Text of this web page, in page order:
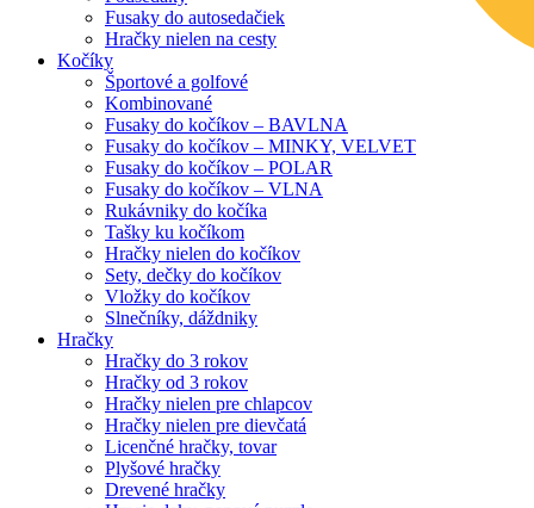
Fusaky do autosedačiek
Hračky nielen na cesty
Kočíky
Športové a golfové
Kombinované
Fusaky do kočíkov – BAVLNA
Fusaky do kočíkov – MINKY, VELVET
Fusaky do kočíkov – POLAR
Fusaky do kočíkov – VLNA
Rukávniky do kočíka
Tašky ku kočíkom
Hračky nielen do kočíkov
Sety, dečky do kočíkov
Vložky do kočíkov
Slnečníky, dáždniky
Hračky
Hračky do 3 rokov
Hračky od 3 rokov
Hračky nielen pre chlapcov
Hračky nielen pre dievčatá
Licenčné hračky, tovar
Plyšové hračky
Drevené hračky